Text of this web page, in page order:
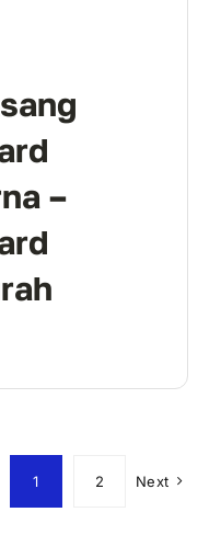
–
1 2 Next